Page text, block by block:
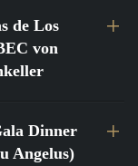
de Los
von
Dinner
Angelus)